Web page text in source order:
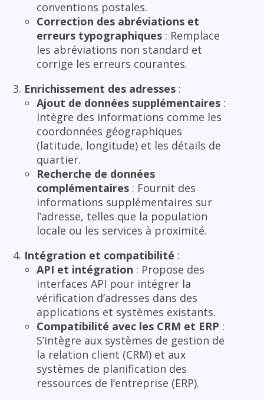
conventions postales.
Correction des abréviations et
erreurs typographiques : Remplace
les abréviations non standard et
corrige les erreurs courantes.
Enrichissement des adresses :
Ajout de données supplémentaires :
Intègre des informations comme les
coordonnées géographiques
(latitude, longitude) et les détails de
quartier.
Recherche de données
complémentaires : Fournit des
informations supplémentaires sur
l’adresse, telles que la population
locale ou les services à proximité.
Intégration et compatibilité :
API et intégration : Propose des
interfaces API pour intégrer la
vérification d’adresses dans des
applications et systèmes existants.
Compatibilité avec les CRM et ERP :
S’intègre aux systèmes de gestion de
la relation client (CRM) et aux
systèmes de planification des
ressources de l’entreprise (ERP).